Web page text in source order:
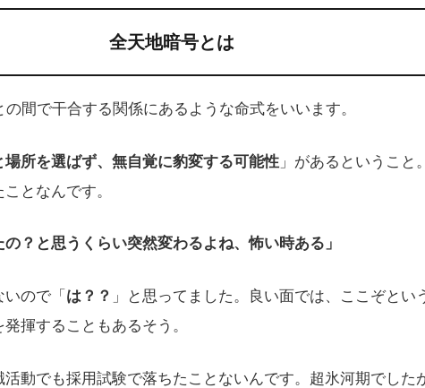
全天地暗号とは
間で干合する関係にあるような命式をいいます。
場所を選ばず、無自覚に豹変する可能性 」があるということ
となんです。
の？と思うくらい突然変わるよね、怖い時ある」
ので「 は？？ 」と思ってました。良い面では、ここぞとい
揮することもあるそう。
動でも採用試験で落ちたことないんです。超氷河期でした